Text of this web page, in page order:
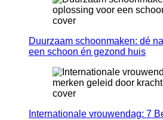
Duurzaam schoonmaken: dé
een schoon én gezond huis
Internationale vrouwendag: 7